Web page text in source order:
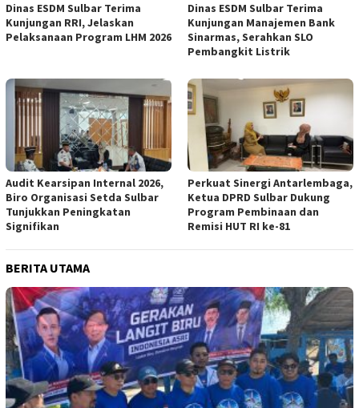
Dinas ESDM Sulbar Terima
Kunjungan RRI, Jelaskan
Pelaksanaan Program LHM 2026
Dinas ESDM Sulbar Terima
Kunjungan Manajemen Bank
Sinarmas, Serahkan SLO
Pembangkit Listrik
Audit Kearsipan Internal 2026,
Biro Organisasi Setda Sulbar
Tunjukkan Peningkatan
Signifikan
Perkuat Sinergi Antarlembaga,
Ketua DPRD Sulbar Dukung
Program Pembinaan dan
Remisi HUT RI ke-81
BERITA UTAMA